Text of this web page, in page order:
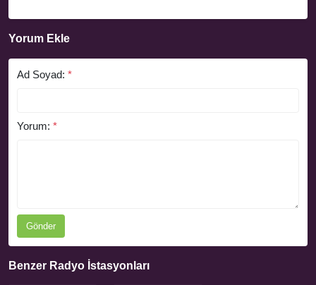
Yorum Ekle
Ad Soyad: *
Yorum: *
Gönder
Benzer Radyo İstasyonları